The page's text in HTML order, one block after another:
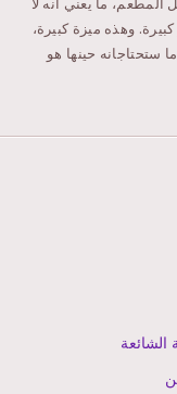
ما يعني أنه لا
وهذه ميزة كبيرة،
حينها هو
الشائعة